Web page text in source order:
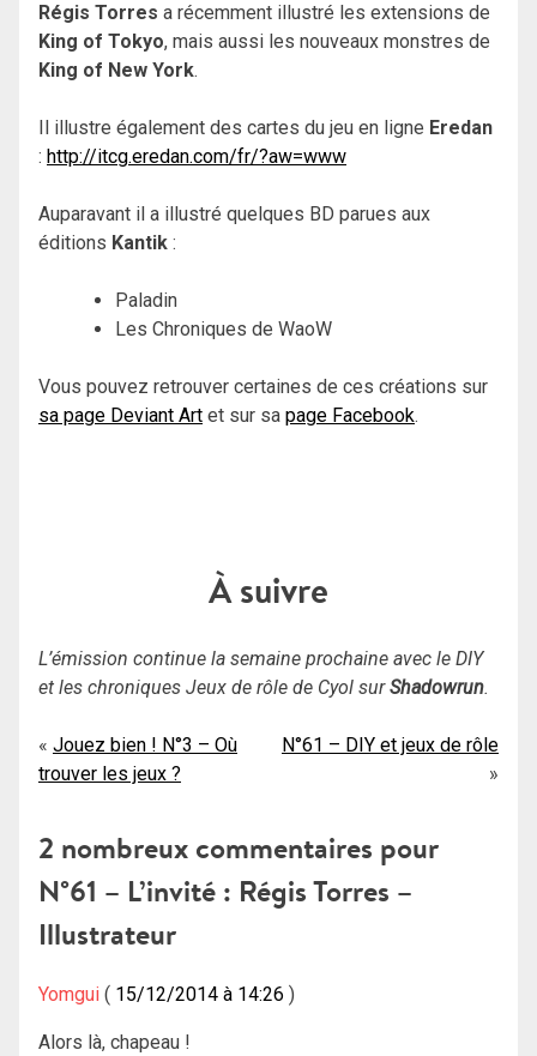
Régis Torres a récemment illustré les extensions de
King of Tokyo, mais aussi les nouveaux monstres de
King of New York.
Il illustre également des cartes du jeu en ligne Eredan
: http://itcg.eredan.com/fr/?aw=www
Auparavant il a illustré quelques BD parues aux
éditions Kantik :
Paladin
Les Chroniques de WaoW
Vous pouvez retrouver certaines de ces créations sur
sa page Deviant Art et sur sa page Facebook.
À suivre
L’émission continue la semaine prochaine avec le DIY
et les chroniques Jeux de rôle de Cyol surShadowrun.
Navigation
de
l’article
Jouez bien ! N°3 – Où
trouver les jeux ?
N°61 – DIY et jeux de rôle
2 nombreux commentaires pour
N°61 – L’invité : Régis Torres –
Illustrateur
Yomgui 15/12/2014 à 14:26
Alors là, chapeau !